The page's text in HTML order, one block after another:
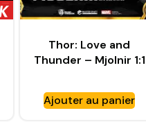
Thor: Love and
Thunder – Mjolnir 1:1
BEAST KINGDOM
Ajouter au panier